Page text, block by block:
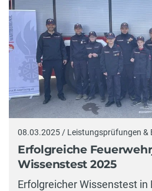
08.03.2025 / Leistungsprüfungen &
Erfolgreiche
Wissenstest 2025
Erfolgreicher Wissenstest in